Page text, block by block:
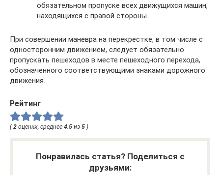
обязательном пропуске всех движущихся машин,
находящихся с правой стороны.
При совершении маневра на перекрестке, в том числе с
односторонним движением, следует обязательно
пропускать пешеходов в месте пешеходного перехода,
обозначенного соответствующими знаками дорожного
движения.
Рейтинг
(2 оценки, среднее 4.5 из 5 )
Понравилась статья? Поделиться с
друзьями: